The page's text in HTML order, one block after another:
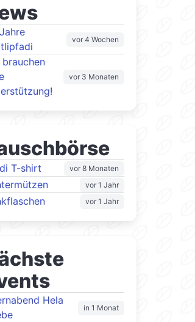
vor 4 Wochen
brauchen
vor 3 Monaten
T-shirt vor 8 Monaten
vor 1 Jahr
vor 1 Jahr
Hela
in 1 Monat